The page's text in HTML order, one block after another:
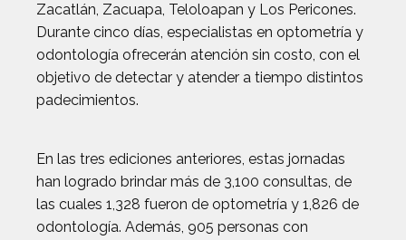
Zacatlán, Zacuapa, Teloloapan y Los Pericones.
Durante cinco días, especialistas en optometría y
odontología ofrecerán atención sin costo, con el
objetivo de detectar y atender a tiempo distintos
padecimientos.
En las tres ediciones anteriores, estas jornadas
han logrado brindar más de 3,100 consultas, de
las cuales 1,328 fueron de optometría y 1,826 de
odontología. Además, 905 personas con